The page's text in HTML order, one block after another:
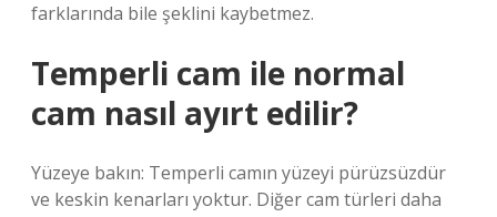
farklarında bile şeklini kaybetmez.
Temperli cam ile normal
cam nasıl ayırt edilir?
Yüzeye bakın: Temperli camın yüzeyi pürüzsüzdür
ve keskin kenarları yoktur. Diğer cam türleri daha